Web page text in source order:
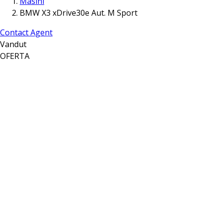
BMW X3 xDrive30e Aut. M Sport
Contact Agent
Vandut
OFERTA